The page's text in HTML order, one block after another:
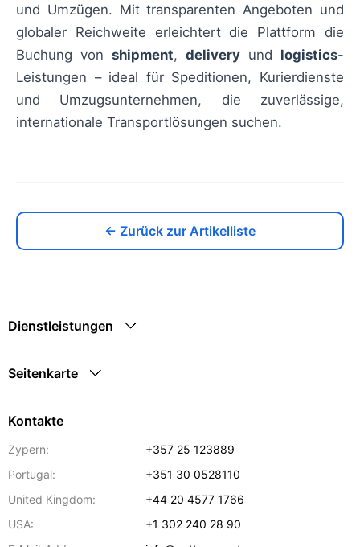
und Umzügen. Mit transparenten Angeboten und
globaler Reichweite erleichtert die Plattform die
Buchung von shipment, delivery und logistics-
Leistungen – ideal für Speditionen, Kurierdienste
und Umzugsunternehmen, die zuverlässige,
internationale Transportlösungen suchen.
← Zurück zur Artikelliste
Dienstleistungen
Seitenkarte
Kontakte
Zypern:
+357 25 123889
Portugal:
+351 30 0528110
United Kingdom:
+44 20 4577 1766
USA:
+1 302 240 28 90